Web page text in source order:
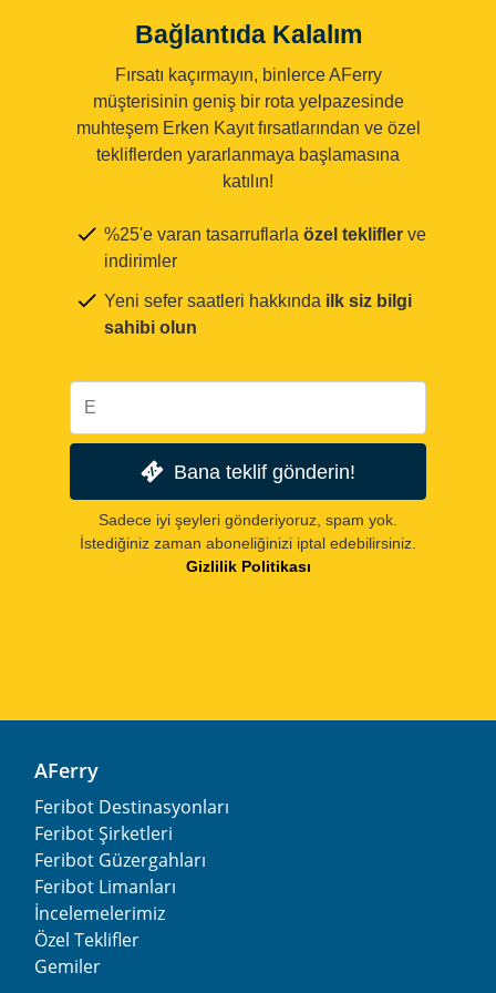
Bağlantıda Kalalım
Fırsatı kaçırmayın, binlerce AFerry
müşterisinin geniş bir rota yelpazesinde
muhteşem Erken Kayıt fırsatlarından ve özel
tekliflerden yararlanmaya başlamasına
katılın!
%25'e varan tasarruflarla özel teklifler ve
indirimler
Yeni sefer saatleri hakkında ilk siz bilgi
sahibi olun
Bana teklif gönderin!
Sadece iyi şeyleri gönderiyoruz, spam yok.
İstediğiniz zaman aboneliğinizi iptal edebilirsiniz.
Gizlilik Politikası
AFerry
Feribot Destinasyonları
Feribot Şirketleri
Feribot Güzergahları
Feribot Limanları
İncelemelerimiz
Özel Teklifler
Gemiler